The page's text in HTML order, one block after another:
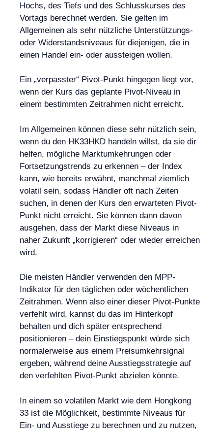
Hochs, des Tiefs und des Schlusskurses des
Vortags berechnet werden. Sie gelten im
Allgemeinen als sehr nützliche Unterstützungs-
oder Widerstandsniveaus für diejenigen, die in
einen Handel ein- oder aussteigen wollen.
Ein „verpasster“ Pivot-Punkt hingegen liegt vor,
wenn der Kurs das geplante Pivot-Niveau in
einem bestimmten Zeitrahmen nicht erreicht.
Im Allgemeinen können diese sehr nützlich sein,
wenn du den HK33HKD handeln willst, da sie dir
helfen, mögliche Marktumkehrungen oder
Fortsetzungstrends zu erkennen – der Index
kann, wie bereits erwähnt, manchmal ziemlich
volatil sein, sodass Händler oft nach Zeiten
suchen, in denen der Kurs den erwarteten Pivot-
Punkt nicht erreicht. Sie können dann davon
ausgehen, dass der Markt diese Niveaus in
naher Zukunft „korrigieren“ oder wieder erreichen
wird.
Die meisten Händler verwenden den MPP-
Indikator für den täglichen oder wöchentlichen
Zeitrahmen. Wenn also einer dieser Pivot-Punkte
verfehlt wird, kannst du das im Hinterkopf
behalten und dich später entsprechend
positionieren – dein Einstiegspunkt würde sich
normalerweise aus einem Preisumkehrsignal
ergeben, während deine Ausstiegsstrategie auf
den verfehlten Pivot-Punkt abzielen könnte.
In einem so volatilen Markt wie dem Hongkong
33 ist die Möglichkeit, bestimmte Niveaus für
Ein- und Ausstiege zu berechnen und zu nutzen,